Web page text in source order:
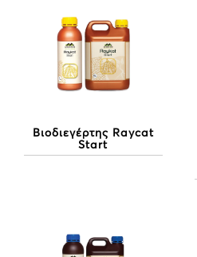
Βιοδιεγέρτης Raycat
Start